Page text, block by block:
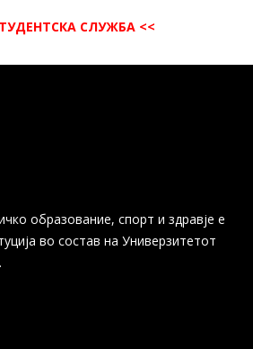
СЛУЖБА <<
образование, спорт и здравје е
во состав на Универзитетот